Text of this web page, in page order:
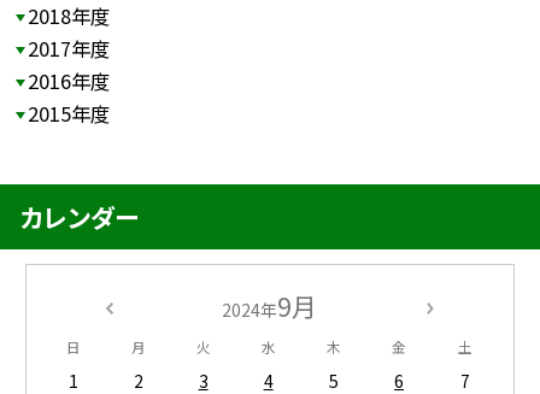
2018年度
2017年度
2016年度
2015年度
カレンダー
2024年9月
日 月 火 水 木 金 土
1 2 3 4 5 6
7